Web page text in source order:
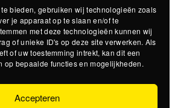
bieden, gebruiken wij technologieën zoals
je apparaat op te slaan en/of te
met deze technologieën kunnen wij
of unieke ID's op deze site verwerken. Als
of uw toestemming intrekt, kan dit een
op bepaalde functies en mogelijkheden.
Accepteren